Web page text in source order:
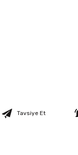
Tavsiye Et